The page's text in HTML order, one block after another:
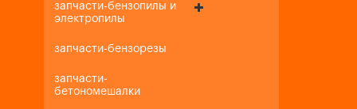
запчасти-бензопилы и
электропилы
запчасти-бензорезы
запчасти-
бетономешалки